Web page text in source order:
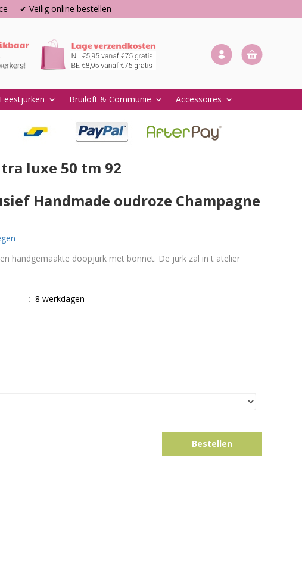
✔ Veilig online bestellen
Feestjurken keyboard_arrow_down Bruiloft & Communie keyboard_arrow_down Accessoires keyboard_arrow_down
luxe 50 tm 92
Handmade oudroze Champagne
doopjurk met bonnet. De jurk zal in t atelier
: 8 werkdagen
Bestellen